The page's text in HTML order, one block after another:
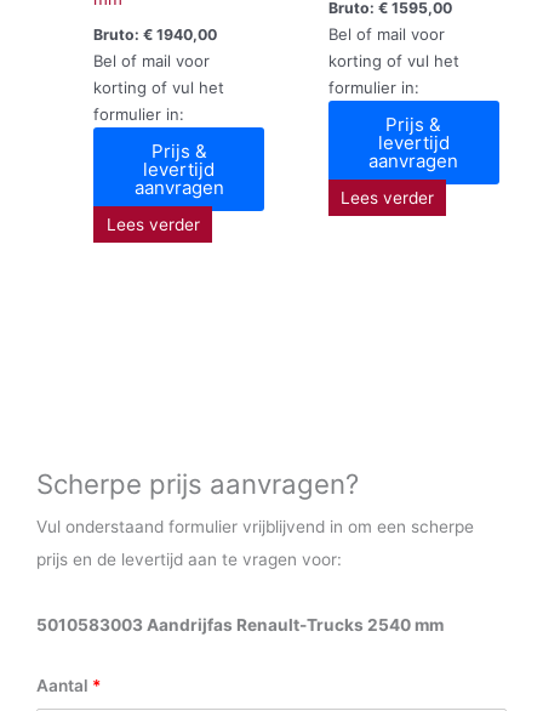
Bruto:€ 1940,00
Bel of mail voor
korting of vul het
formulier in:
Prijs &
levertijd
aanvragen
Lees verder
Bruto: €1595,00
Bel of mail voor
korting of vul het
formulier in:
Prijs &
levertijd
aanvragen
Lees verder
Scherpe prijs aanvragen?
Vul onderstaand formulier vrijblijvend in om een scherpe
prijs en de levertijd aan te vragen voor:
5010583003 Aandrijfas Renault-Trucks 2540 mm
Aantal